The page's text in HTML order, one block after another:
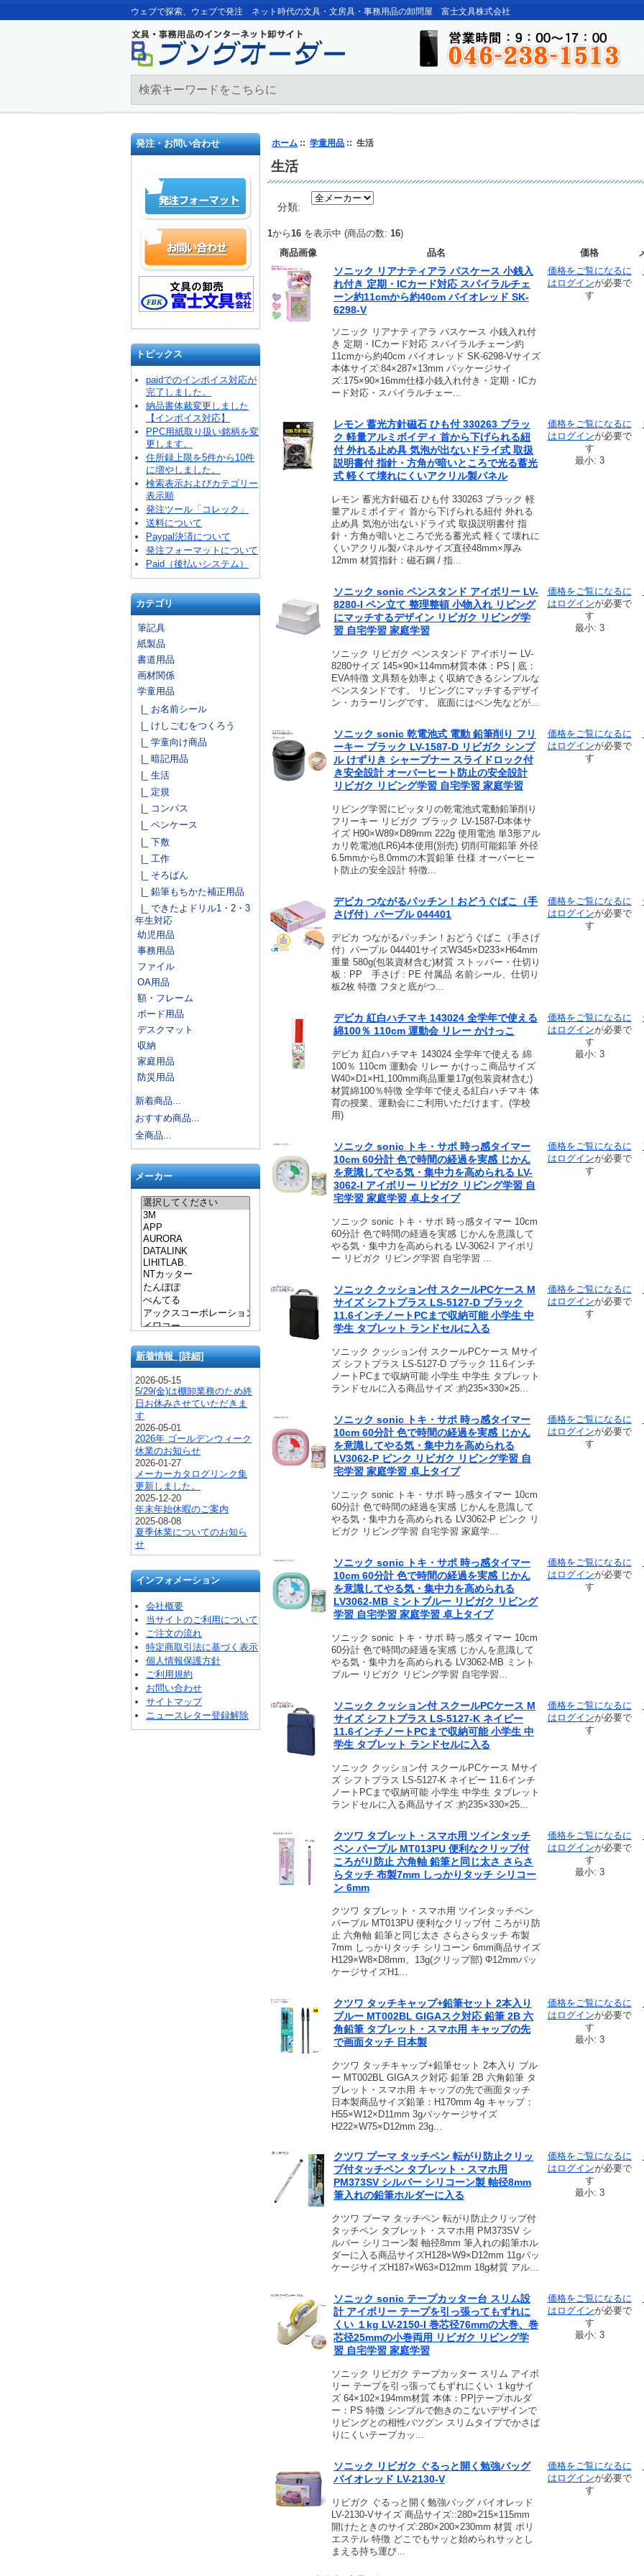
ウェブで探索、ウェブで発注 ネット時代の文具・文房具・事務用品の卸問屋 富士文具株式会社
発注・お問い合わせ
トピックス
paidでのインボイス対応が
完了しました。
納品書体裁変更しました
【インボイス対応】
PPC用紙取り扱い銘柄を変
更します。
住所録上限を5件から10件
に増やしました。
検索表示およびカテゴリー
表示順
発注ツール「コレック」
送料について
Paypal決済について
発注フォーマットについて
Paid（後払いシステム）
カテゴリ
筆記具
紙製品
書道用品
画材関係
学童用品
|_ お名前シール
|_ けしごむをつくろう
|_ 学童向け商品
|_ 暗記用品
|_ 生活
|_ 定規
|_ コンパス
|_ ペンケース
|_ 下敷
|_ 工作
|_ そろばん
|_ 鉛筆もちかた補正用品
|_ できたよドリル1・2・3
年生対応
幼児用品
事務用品
ファイル
OA用品
額・フレーム
ボード用品
デスクマット
収納
家庭用品
防災用品
新着商品...
おすすめ商品...
全商品...
メーカー
新着情報 [詳細]
2026-05-15
5/29(金)は棚卸業務のため終
日お休みさせていただきま
す
2026-05-01
2026年 ゴールデンウィーク
休業のお知らせ
2026-01-27
メーカーカタログリンク集
更新しました。
2025-12-20
年末年始休暇のご案内
2025-08-08
夏季休業についてのお知ら
せ
インフォメーション
会社概要
当サイトのご利用について
ご注文の流れ
特定商取引法に基づく表示
個人情報保護方針
ご利用規約
お問い合わせ
サイトマップ
ニュースレター登録解除
ホーム ::学童用品 :: 生活
生活
分類:
1から16 を表示中 (商品の数: 16)
商品画像
品名 価格
ソニック リアナティアラ パスケース 小銭入
れ付き 定期・ICカード対応 スパイラルチェ
ーン約11cmから約40cm バイオレッド SK-
6298-V
ソニック リアナティアラ パスケース 小銭入れ付
き 定期・ICカード対応 スパイラルチェーン約
11cmから約40cm バイオレッド SK-6298-Vサイズ
本体サイズ:84×287×13mm パッケージサイ
ズ:175×90×16mm仕様小銭入れ付き・定期・ICカ
ード対応・スパイラルチェー...
価格をご覧になるに
は ログインが必要で
す
レモン 蓄光方針磁石 ひも付 330263 ブラッ
ク 軽量アルミボイディ 首から下げられる紐
付 外れる止め具 気泡が出ないドライ式 取扱
説明書付 指針・方角が暗いところで光る蓄光
式 軽くて壊れにくいアクリル製パネル
レモン 蓄光方針磁石 ひも付 330263 ブラック 軽
量アルミボイディ 首から下げられる紐付 外れる
止め具 気泡が出ないドライ式 取扱説明書付 指
針・方角が暗いところで光る蓄光式 軽くて壊れに
くいアクリル製パネルサイズ直径48mm×厚み
12mm 材質指針：磁石鋼 / 指...
価格をご覧になるに
は ログインが必要で
す
最小: 3
ソニック sonic ペンスタンド アイボリー LV-
8280-I ペン立て 整理整頓 小物入れ リビング
にマッチするデザイン リビガク リビング学
習 自宅学習 家庭学習
ソニック リビガク ペンスタンド アイボリー LV-
8280サイズ 145×90×114mm材質本体：PS | 底：
EVA特徴 文具類を効率よく収納できるシンプルな
ペンスタンドです。 リビングにマッチするデザイ
ン・カラーリングです。 底面にはペン先などが...
価格をご覧になるに
は ログインが必要で
す
最小: 3
ソニック sonic 乾電池式 電動 鉛筆削り フリ
ーキー ブラック LV-1587-D リビガク シンプ
ル けずりき シャープナー スライドロック付
き安全設計 オーバーヒート防止の安全設計
リビガク リビング学習 自宅学習 家庭学習
リビング学習にピッタリの乾電池式電動鉛筆削り
フリーキー リビガク ブラック LV-1587-D本体サ
イズ H90×W89×D89mm 222g 使用電池 単3形アル
カリ乾電池(LR6)4本使用(別売) 切削可能鉛筆 外径
6.5mmから8.0mmの木質鉛筆 仕様 オーバーヒー
ト防止の安全設計 特徴...
価格をご覧になるに
は ログインが必要で
す
デビカ つながるパッチン！おどうぐばこ（手
さげ付）パープル 044401
デビカ つながるパッチン！おどうぐばこ（手さげ
付）パープル 044401サイズW345×D233×H64mm
重量 580g(包装資材含む)材質 ストッパー・仕切り
板 : PP 手さげ : PE 付属品 名前シール、仕切り
板2枚 特徴 フタと底がつ...
価格をご覧になるに
は ログインが必要で
す
デビカ 紅白ハチマキ 143024 全学年で使える
綿100％ 110cm 運動会 リレー かけっこ
デビカ 紅白ハチマキ 143024 全学年で使える 綿
100％ 110cm 運動会 リレー かけっこ商品サイズ
W40×D1×H1,100mm商品重量17g(包装資材含む)
材質綿100％特徴 全学年で使える紅白ハチマキ 体
育の授業、運動会にご利用いただけます。(学校
用)
価格をご覧になるに
は ログインが必要で
す
最小: 3
ソニック sonic トキ・サポ 時っ感タイマー
10cm 60分計 色で時間の経過を実感 じかん
を意識してやる気・集中力を高められる LV-
3062-I アイボリー リビガク リビング学習 自
宅学習 家庭学習 卓上タイプ
ソニック sonic トキ・サポ 時っ感タイマー 10cm
60分計 色で時間の経過を実感 じかんを意識して
やる気・集中力を高められる LV-3062-I アイボリ
ー リビガク リビング学習 自宅学習 ...
価格をご覧になるに
は ログインが必要で
す
ソニック クッション付 スクールPCケース M
サイズ シフトプラス LS-5127-D ブラック
11.6インチノートPCまで収納可能 小学生 中
学生 タブレット ランドセルに入る
ソニック クッション付 スクールPCケース Mサイ
ズ シフトプラス LS-5127-D ブラック 11.6インチ
ノートPCまで収納可能 小学生 中学生 タブレット
ランドセルに入る商品サイズ :約235×330×25...
価格をご覧になるに
は ログインが必要で
す
ソニック sonic トキ・サポ 時っ感タイマー
10cm 60分計 色で時間の経過を実感 じかん
を意識してやる気・集中力を高められる
LV3062-P ピンク リビガク リビング学習 自
宅学習 家庭学習 卓上タイプ
ソニック sonic トキ・サポ 時っ感タイマー 10cm
60分計 色で時間の経過を実感 じかんを意識して
やる気・集中力を高められる LV3062-P ピンク リ
ビガク リビング学習 自宅学習 家庭学...
価格をご覧になるに
は ログインが必要で
す
ソニック sonic トキ・サポ 時っ感タイマー
10cm 60分計 色で時間の経過を実感 じかん
を意識してやる気・集中力を高められる
LV3062-MB ミントブルー リビガク リビング
学習 自宅学習 家庭学習 卓上タイプ
ソニック sonic トキ・サポ 時っ感タイマー 10cm
60分計 色で時間の経過を実感 じかんを意識して
やる気・集中力を高められる LV3062-MB ミント
ブルー リビガク リビング学習 自宅学習...
価格をご覧になるに
は ログインが必要で
す
ソニック クッション付 スクールPCケース M
サイズ シフトプラス LS-5127-K ネイビー
11.6インチノートPCまで収納可能 小学生 中
学生 タブレット ランドセルに入る
ソニック クッション付 スクールPCケース Mサイ
ズ シフトプラス LS-5127-K ネイビー 11.6インチ
ノートPCまで収納可能 小学生 中学生 タブレット
ランドセルに入る商品サイズ :約235×330×25...
価格をご覧になるに
は ログインが必要で
す
クツワ タブレット・スマホ用 ツインタッチ
ペン パープル MT013PU 便利なクリップ付
ころがり防止 六角軸 鉛筆と同じ太さ さらさ
らタッチ 布製7mm しっかりタッチ シリコー
ン 6mm
クツワ タブレット・スマホ用 ツインタッチペン
パープル MT013PU 便利なクリップ付 ころがり防
止 六角軸 鉛筆と同じ太さ さらさらタッチ 布製
7mm しっかりタッチ シリコーン 6mm商品サイズ
H129×W8×D8mm、13g(クリップ部) Φ12mmパッ
ケージサイズH1...
価格をご覧になるに
は ログインが必要で
す
最小: 3
クツワ タッチキャップ+鉛筆セット 2本入り
ブルー MT002BL GIGAスク対応 鉛筆 2B 六
角鉛筆 タブレット・スマホ用 キャップの先
で画面タッチ 日本製
クツワ タッチキャップ+鉛筆セット 2本入り ブル
ー MT002BL GIGAスク対応 鉛筆 2B 六角鉛筆 タ
ブレット・スマホ用 キャップの先で画面タッチ
日本製商品サイズ鉛筆：H170mm 4g キャップ：
H55×W12×D11mm 3gパッケージサイズ
H222×W75×D12mm 23g...
価格をご覧になるに
は ログインが必要で
す
最小: 3
クツワ プーマ タッチペン 転がり防止クリッ
プ付タッチペン タブレット・スマホ用
PM373SV シルバー シリコーン製 軸径8mm
筆入れの鉛筆ホルダーに入る
クツワ プーマ タッチペン 転がり防止クリップ付
タッチペン タブレット・スマホ用 PM373SV シ
ルバー シリコーン製 軸径8mm 筆入れの鉛筆ホル
ダーに入る商品サイズH128×W9×D12mm 11gパッ
ケージサイズH187×W63×D12mm 18g材質 アル...
価格をご覧になるに
は ログインが必要で
す
最小: 3
ソニック sonic テープカッター台 スリム設
計 アイボリー テープを引っ張ってもずれに
くい １kg LV-2150-I 巻芯径76mmの大巻、巻
芯径25mmの小巻両用 リビガク リビング学
習 自宅学習 家庭学習
ソニック リビガク テープカッター スリム アイボ
リー テープを引っ張ってもずれにくい １kgサイ
ズ 64×102×194mm材質 本体：PP|テープホルダ
ー：PS 特徴 シンプルで飽きのこないデザインで
リビングとの相性バツグン スリムタイプでかさば
りにくいテープカッ...
価格をご覧になるに
は ログインが必要で
す
最小: 3
ソニック リビガク ぐるっと開く勉強バッグ
バイオレッド LV-2130-V
リビガク ぐるっと開く勉強バッグ バイオレッド
LV-2130-Vサイズ 商品サイズ::280×215×115mm
開けたときのサイズ:280×200×230mm 材質 ポリ
エステル 特徴 どこでもサッと始められサッとし
まえる持ち運び...
価格をご覧になるに
は ログインが必要で
す